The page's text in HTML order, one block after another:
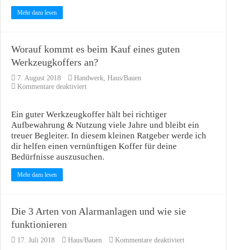
Mehr dazu lesen
Worauf kommt es beim Kauf eines guten
Werkzeugkoffers an?
7. August 2018 Handwerk ,Haus/Bauen
Kommentare deaktiviertfür
es
Kauf
eines
guten
Werkzeugkoffers
Ein guter Werkzeugkoffer hält bei richtiger
Aufbewahrung & Nutzung viele Jahre und bleibt ein
treuer Begleiter. In diesem kleinen Ratgeber werde ich
dir helfen einen vernünftigen Koffer für deine
Bedürfnisse auszusuchen.
Mehr dazu lesen
Die 3 Arten von Alarmanlagen und wie sie
funktionieren
17. Juli 2018 Haus/Bauen Kommentare deaktiviertfür